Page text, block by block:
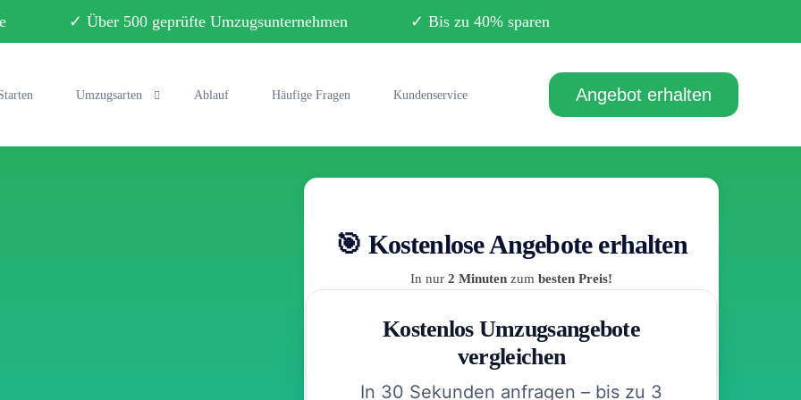
✓ Über 500 geprüfte Umzugsunternehmen ✓ Bis zu 40% sparen
Umzugsarten Ablauf Häufige Fragen Kundenservice Angebot erhalten
🎯 Kostenlose Angebote erhalten
In nur 2 Minuten zum besten Preis!
Kostenlos Umzugsangebote
vergleichen
In 30 Sekunden anfragen – bis zu 3